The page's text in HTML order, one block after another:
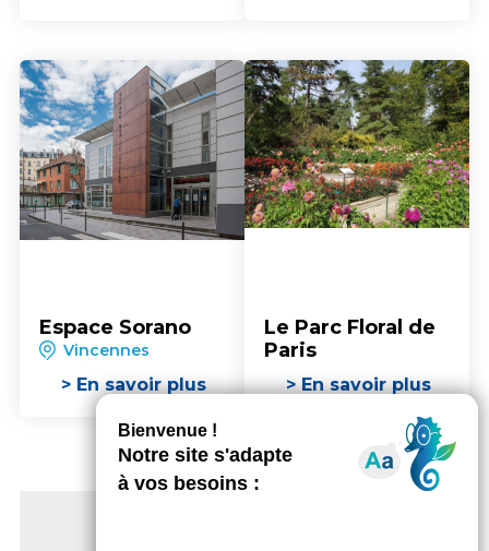
Espace Sorano
Vincennes
> En savoir plus
Le Parc Floral de
Paris
> En savoir plus